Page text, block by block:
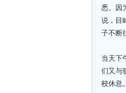
悉。因
说，目
子不断
当天下
们又与
校休息。